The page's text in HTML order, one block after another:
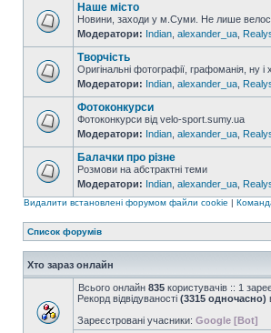
Наше місто
Новини, заходи у м.Суми. Не лише
Модератори: Indian alexander_ua
Творчість
Оригінальні фотографії, графоманія, ну
Модератори: Indian alexander_ua
Фотоконкурси
Фотоконкурси від velo-sport.sumy.ua
Модератори: Indian alexander_ua
Балачки про різне
Розмови на абстрактні теми
Модератори: Indian alexander_ua
Видалити встановлені форумом файли cookie |
Список форумів
Хто зараз онлайн
Всього онлайн 835 користувачів :: 1
Рекорд відвідуваності (3315 одночасно)
Зареєстровані учасники: Google [Bot]